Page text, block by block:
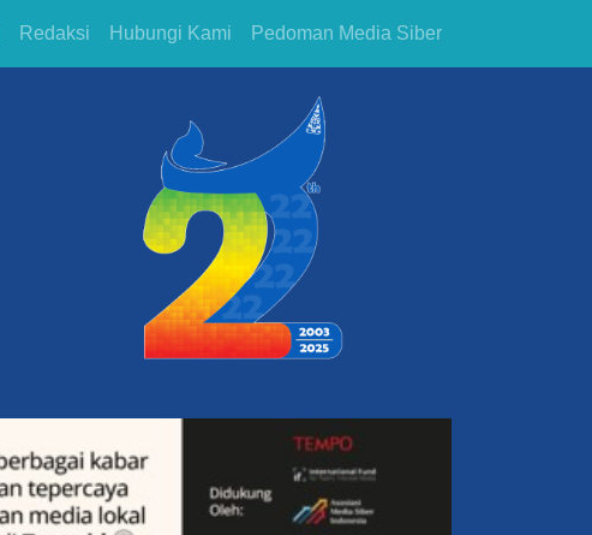
Redaksi Hubungi Kami Pedoman Media Siber